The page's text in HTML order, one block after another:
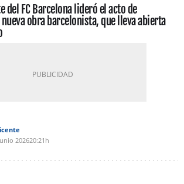
del FC Barcelona lideró el acto de
obra barcelonista, que lleva abierta
202620:21h